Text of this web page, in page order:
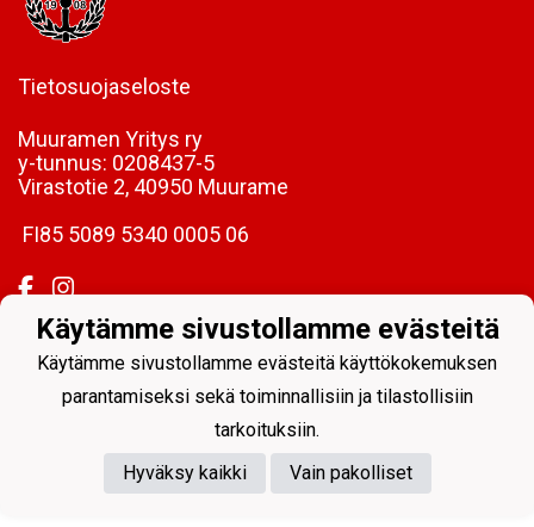
Tietosuojaseloste
Muuramen Yritys ry
y-tunnus: 0208437-5
Virastotie 2, 40950 Muurame
FI85 5089 5340 0005 06
Powered by
Käytämme sivustollamme evästeitä
Käytämme sivustollamme evästeitä käyttökokemuksen
parantamiseksi sekä toiminnallisiin ja tilastollisiin
tarkoituksiin.
Hyväksy kaikki
Vain pakolliset